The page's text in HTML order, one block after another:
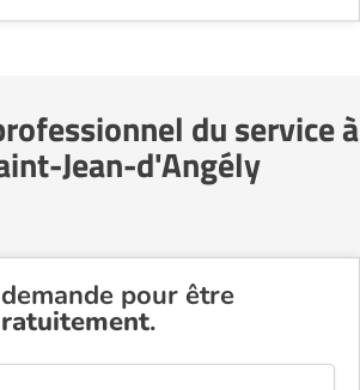
du service à
Jean-d'Angély
pour être
.